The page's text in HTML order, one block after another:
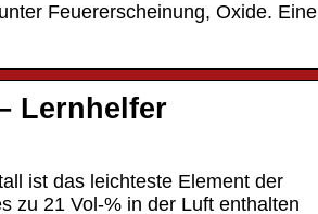
Feuererscheinung, Oxide. Eine
Lernhelfer
ist das leichteste Element der
zu 21 Vol-% in der Luft enthalten